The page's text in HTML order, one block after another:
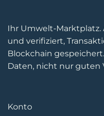
Ihr Umwelt-
und verifiziert,
Blockchain
Daten, nicht nur guten
Konto